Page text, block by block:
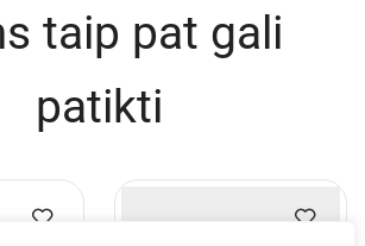
taip pat gali
patikti